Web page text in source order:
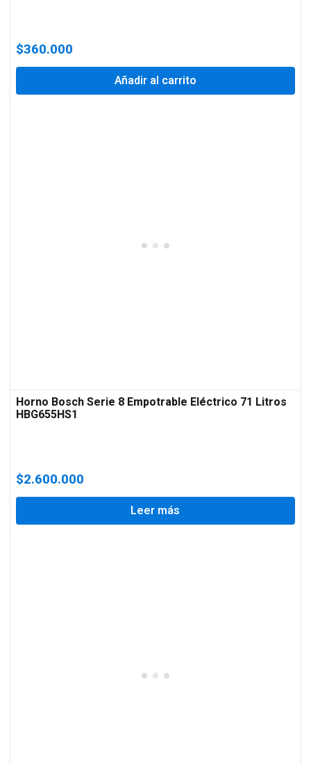
$360.000
Añadir al carrito
Horno Bosch Serie 8 Empotrable Eléctrico 71 Litros
HBG655HS1
$2.600.000
Leer más